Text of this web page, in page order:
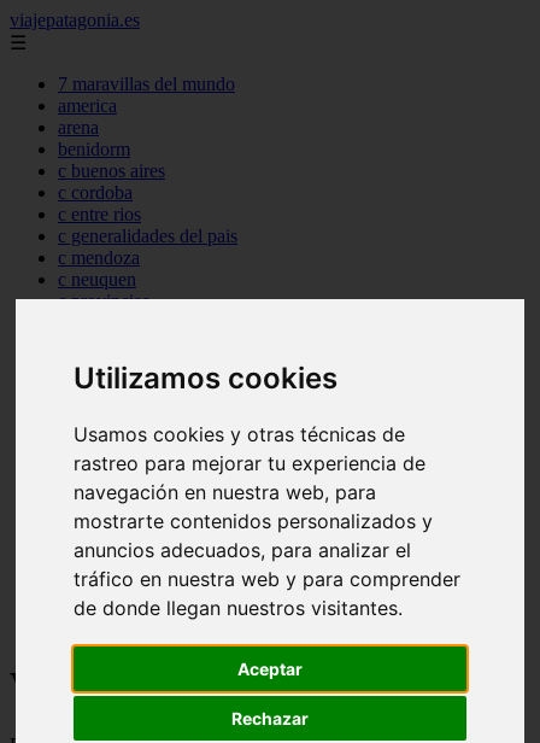
Utilizamos cookies
Usamos cookies y otras técnicas de
rastreo para mejorar tu experiencia de
navegación en nuestra web, para
mostrarte contenidos personalizados y
anuncios adecuados, para analizar el
tráfico en nuestra web y para comprender
de donde llegan nuestros visitantes.
Aceptar
Rechazar
viajepatagonia.es
☰
7 maravillas del mundo
america
arena
benidorm
c buenos aires
c cordoba
c entre rios
c generalidades del pais
c mendoza
c neuquen
c provincias
c tierra de fuego
c tucuman
carmen
category
destinos
gijon
lanzarote
monumentos
naturaleza
san
Viajes a la Patagonia